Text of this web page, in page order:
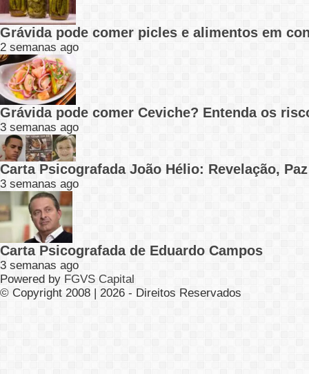
Grávida pode comer picles e alimentos em
2 semanas ago
Grávida pode comer Ceviche? Entenda os
3 semanas ago
Carta Psicografada João Hélio: Revelação,
3 semanas ago
Carta Psicografada de Eduardo Campos
3 semanas ago
Powered by FGVS Capital
© Copyright 2008 | 2026 - Direitos Reservados